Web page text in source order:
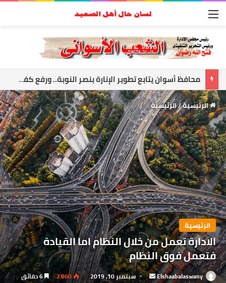
أسوان تعزز الشراكة الأمنية.. المحافظ ومدير الأمن يبحثان ملفات الأمن والتنميه
الرئيسية/الرئيسية
الرئيسية
الادارة تعمل من خلال النظام اما القيادة
فتعمل فوق النظام
Elshaabalaswany
أرسل سبتمبر 10, 2019 2٬860 6 دقائق